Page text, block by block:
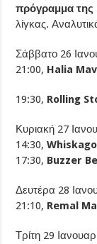
πρόγραμμα της
λίγκας.
Σάββατο 26
21:00, Halia
19:30, Rolling
Κυριακή 27
14:30, Whiskago
17:30, Buzzer
Δευτέρα 28
21:10, Remal
Τρίτη 29